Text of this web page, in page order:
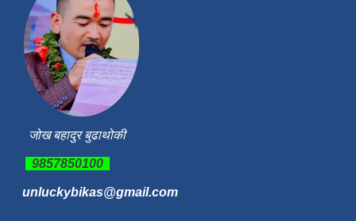
जोख बहादुर बुढाथोकी
9857850100
unluckybikas@gmail.com